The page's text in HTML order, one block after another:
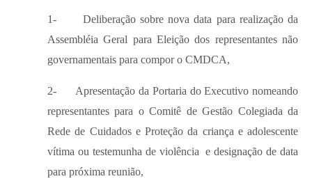
1-
Deliberação sobre nova data para realização da
Assembléia Geral para Eleição dos representantes não
governamentais para compor o CMDCA,
2-
Apresentação da Portaria do Executivo nomeando
representantes para o Comitê de Gestão Colegiada da
Rede de Cuidados e Proteção da criança e adolescente
vítima ou testemunha de violência
e designação de data
para próxima reunião,